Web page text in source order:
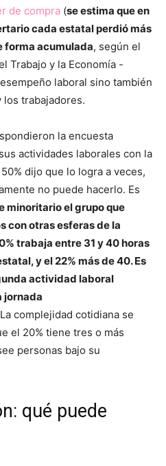
de compra (se estima que en
cada estatal perdió más
forma acumulada, según el
Trabajo y la Economía -
laboral sino también
los trabajadores.
la encuesta
actividades laborales con la
dijo que lo logra a veces,
no puede hacerlo. Es
minoritario el grupo que
con otras esferas de la
trabaja entre 31 y 40 horas
y el 22% más de 40. Es
actividad laboral
jornada
complejidad cotidiana se
el 20% tiene tres o más
personas bajo su
qué puede